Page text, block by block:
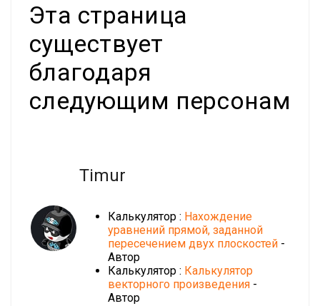
Эта страница
существует
благодаря
следующим персонам
Timur
Калькулятор : Нахождение
уравнений прямой, заданной
пересечением двух плоскостей -
Автор
Калькулятор : Калькулятор
векторного произведения -
Автор